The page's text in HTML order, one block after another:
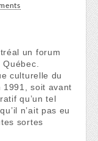
un forum
culturelle du
1991, soit avant
qu’un tel
n’ait pas eu
sortes